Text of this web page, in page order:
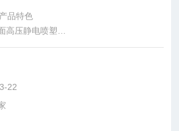
品特色
高压静电喷塑
灯），超长使用寿命，平均寿命6万-8万
定输出
22